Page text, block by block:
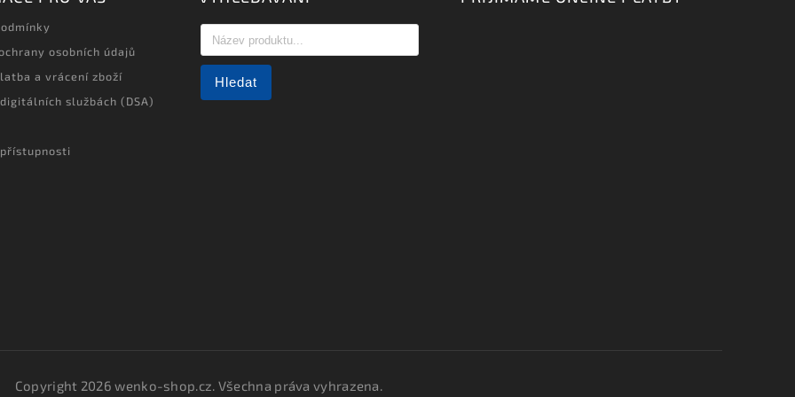
osobních údajů
a vrácení zboží
službách (DSA)
Hledat
Copyright 2026wenko-shop.cz. Všechna práva vyhrazena.